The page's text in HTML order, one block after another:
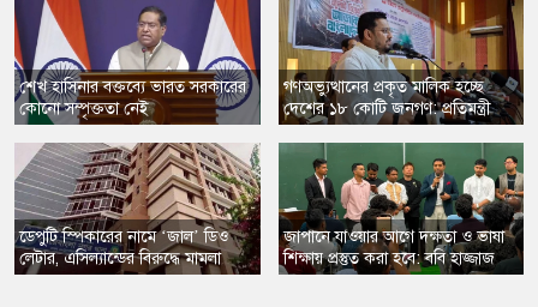
শেখ হাসিনার বক্তব্যে ভারত সরকারের
কোনো সম্পৃক্ততা নেই
​ডেপুটি স্পিকারের নামে ‘জাল’ ডিও
লেটার, এসিল্যান্ডের বিরুদ্ধে মামলা
গণঅভ্যুত্থানের প্রকৃত মালিক হচ্ছে
দেশের ১৮ কোটি জনগণ: প্রতিমন্ত্রী
জাপানে যাওয়ার আগে দক্ষতা ও ভাষা
শিক্ষায় প্রস্তুত করা হবে: ববি হাজ্জাজ